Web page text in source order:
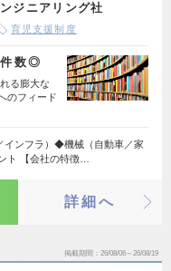
ジニアリング社
育児支援制度
数◎
る膨大な
のフィード
インフラ）◆機械（自動車／家
ト 【会社の特徴…
詳細へ
掲載期間 26/08/06～26/08/19